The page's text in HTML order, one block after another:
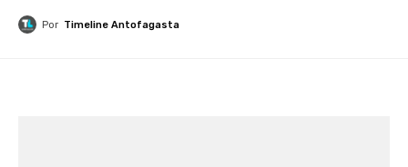
Por Timeline Antofagasta